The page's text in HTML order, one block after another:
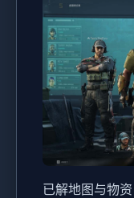
已解地图与物资